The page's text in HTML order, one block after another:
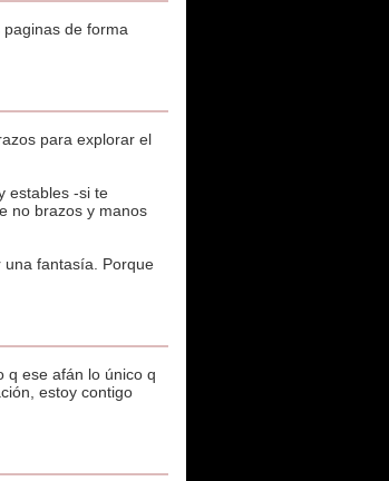
de forma
para explorar el
estables -si te
no brazos y manos
una fantasía. Porque
q ese afán lo único q
estoy contigo